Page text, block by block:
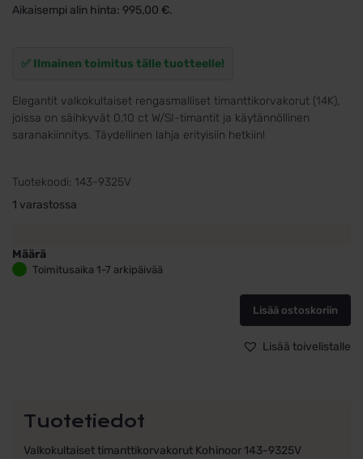
Aikaisempi alin hinta: 995,00 €.
✅ Ilmainen toimitus tälle tuotteelle!
Elegantit valkokultaiset rengasmalliset timanttikorvakorut (14K),
joissa on säihkyvät 0,10 ct W/SI-timantit ja käytännöllinen
saranakiinnitys. Täydellinen lahja erityisiin hetkiin!
Tuotekoodi: 143-9325V
1 varastossa
Määrä
Valkokultaiset
Toimitusaika 1-7 arkipäivää
Lisää ostoskoriin
Lisää toivelistalle
Tuotetiedot
Valkokultaiset timanttikorvakorut Kohinoor 143-9325V